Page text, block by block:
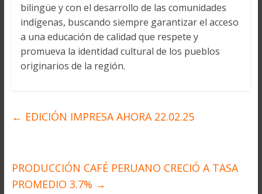
bilingüe y con el desarrollo de las comunidades
indígenas, buscando siempre garantizar el acceso
a una educación de calidad que respete y
promueva la identidad cultural de los pueblos
originarios de la región.
← EDICIÓN IMPRESA AHORA 22.02.25
PRODUCCIÓN CAFÉ PERUANO CRECIÓ A TASA
PROMEDIO 3.7% →